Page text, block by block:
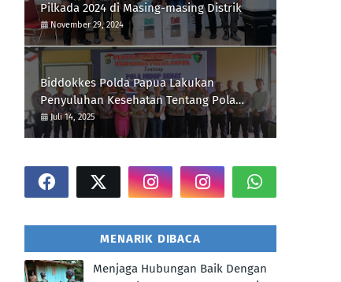
Pilkada 2024 di Masing-masing Distrik
November 29, 2024
Biddokkes Polda Papua Lakukan
Penyuluhan Kesehatan Tentang Pola
Hidup Sehat Di Polres Supiori
Juli 14, 2025
MENARIK DIBACA
Menjaga Hubungan Baik Dengan